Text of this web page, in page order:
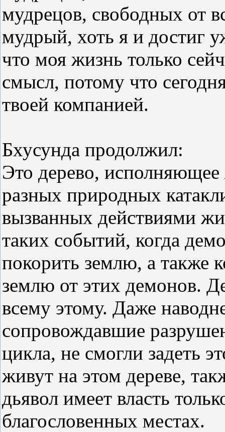
мудрецов, свободных от
мудрый, хоть я и достиг
что моя жизнь только
смысл, потому что
твоей компанией.
Бхусунда продолжил:
Это дерево,
разных природных
вызванных действиями
таких событий, когда
покорить землю, а также
землю от этих демонов.
всему этому. Даже
сопровождавшие
цикла, не смогли задеть
живут на этом дереве,
дьявол имеет власть
благословенных местах.